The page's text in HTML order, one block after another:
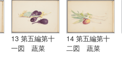
13 第五編第十
一図 蔬菜
14 第五編第十
二図 蔬菜